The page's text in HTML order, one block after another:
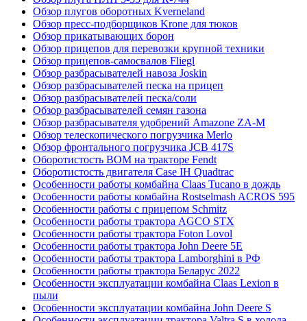
Обзор плугов оборотных Kverneland
Обзор пресс-подборщиков Krone для тюков
Обзор прикатывающих борон
Обзор прицепов для перевозки крупной техники
Обзор прицепов-самосвалов Fliegl
Обзор разбрасывателей навоза Joskin
Обзор разбрасывателей песка на прицеп
Обзор разбрасывателей песка/соли
Обзор разбрасывателей семян газона
Обзор разбрасывателя удобрений Amazone ZA-M
Обзор телескопического погрузчика Merlo
Обзор фронтального погрузчика JCB 417S
Оборотистость ВОМ на тракторе Fendt
Оборотистость двигателя Case IH Quadtrac
Особенности работы комбайна Claas Tucano в дождь
Особенности работы комбайна Rostselmash ACROS 595
Особенности работы с прицепом Schmitz
Особенности работы трактора AGCO STX
Особенности работы трактора Foton Lovol
Особенности работы трактора John Deere 5E
Особенности работы трактора Lamborghini в РФ
Особенности работы трактора Беларус 2022
Особенности эксплуатации комбайна Claas Lexion в
пыли
Особенности эксплуатации комбайна John Deere S